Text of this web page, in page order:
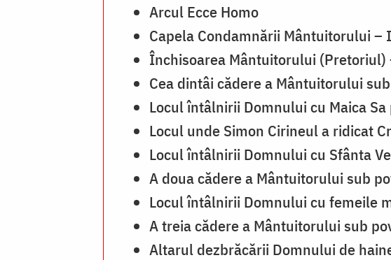
Arcul Ecce Homo
Capela Condamnării Mântuitorului –
Închisoarea Mântuitorului (Pretoriul)
Cea dintâi cădere a Mântuitorului
Locul întâlnirii Domnului cu Maica
Locul unde Simon Cirineul a ridicat
Locul întâlnirii Domnului cu Sfânta
A doua cădere a Mântuitorului sub
Locul întâlnirii Domnului cu femeile
A treia cădere a Mântuitorului sub
Altarul dezbrăcării Domnului de